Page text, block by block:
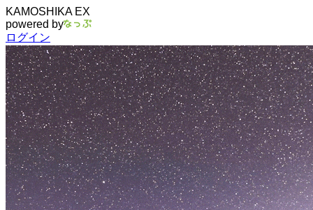
KAMOSHIKA EX
powered by
ログイン